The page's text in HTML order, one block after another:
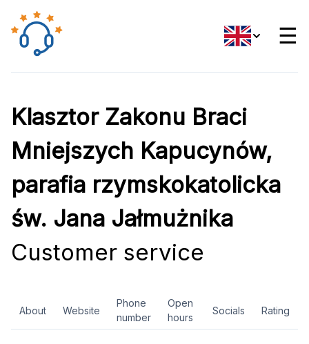
☰
Klasztor Zakonu Braci
Mniejszych Kapucynów,
parafia rzymskokatolicka
św. Jana Jałmużnika
Customer service
About Website
Phone
number
Open
hours
Socials Rating